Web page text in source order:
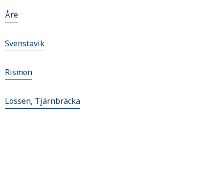
Åre
Svenstavik
Rismon
Lossen, Tjärnbräcka